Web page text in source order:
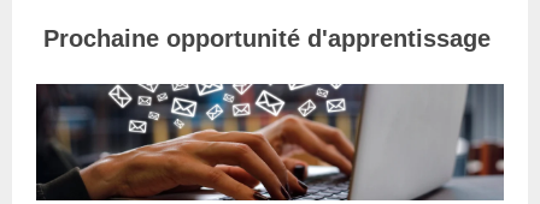
Prochaine opportunité d'apprentissage